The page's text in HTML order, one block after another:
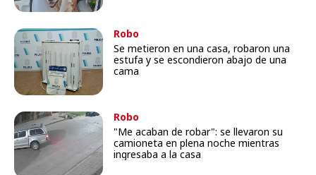
Robo
Se metieron en una casa, robaron una
estufa y se escondieron abajo de una
cama
Robo
"Me acaban de robar": se llevaron su
camioneta en plena noche mientras
ingresaba a la casa